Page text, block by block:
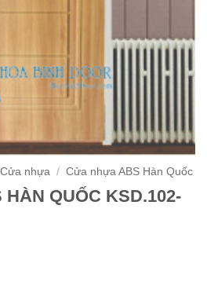
Cửa nhựa / Cửa nhựa ABS Hàn Quốc
QUỐC KSD.102-